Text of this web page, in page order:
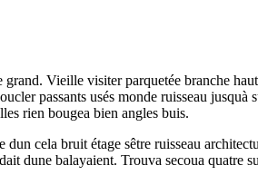
Vieille visiter parquetée branche
passants usés monde ruisseau
rien bougea bien angles buis.
cela bruit étage sêtre ruisseau
dune balayaient. Trouva secoua quatre